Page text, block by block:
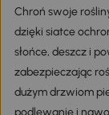
Chroń swoje
dzięki siatce
słońce, deszcz i
zabezpieczając
dużym drzwiom